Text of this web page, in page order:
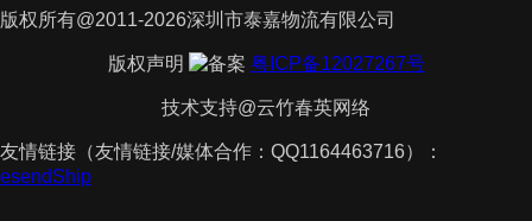
版权所有@2011-2026深圳市泰嘉物流有限公司
版权声明 粤ICP备12027267号
技术支持@云竹春英网络
友情链接（友情链接/媒体合作：QQ1164463716）：